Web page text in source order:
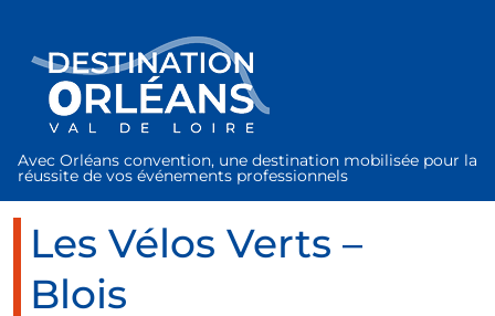
Avec Orléans convention, une destination mobilisée pour la
réussite de vos événements professionnels
Les Vélos Verts –
Blois